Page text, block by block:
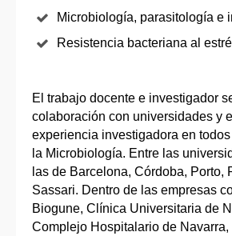
Microbiología, parasitología e
Resistencia bacteriana al
El trabajo docente e investigador
colaboración con universidades y
experiencia investigadora en
la Microbiología. Entre las
las de Barcelona, Córdoba, Porto,
Sassari. Dentro de las empresas
Biogune, Clínica Universitaria de
Complejo Hospitalario de Navarra,